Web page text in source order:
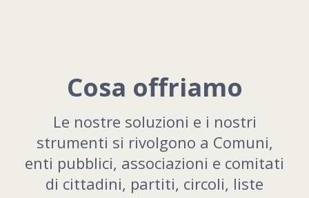
Cosa offriamo
Le nostre soluzioni e i nostri
strumenti si rivolgono a Comuni,
enti pubblici, associazioni e comitati
di cittadini, partiti, circoli, liste